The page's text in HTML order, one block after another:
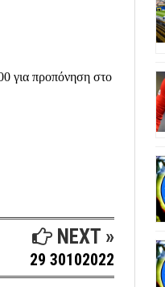
για προπόνηση στο
NEXT »
29 30102022